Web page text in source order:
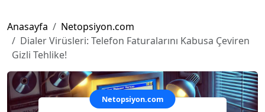
Anasayfa
Netopsiyon.com
Dialer Virüsleri: Telefon Faturalarını Kabusa Çeviren
Gizli Tehlike!
Netopsiyon.com